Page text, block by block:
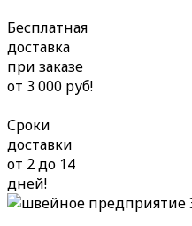
Бесплатная
доставка
при заказе
от 3 000 руб!
Сроки
доставки
от 2 до 14
дней!